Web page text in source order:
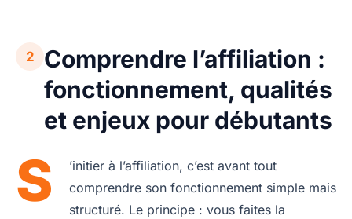
2
Comprendre l’affiliation :
fonctionnement, qualités
et enjeux pour débutants
S
’initier à l’affiliation, c’est avant tout
comprendre son fonctionnement simple mais
structuré. Le principe : vous faites la